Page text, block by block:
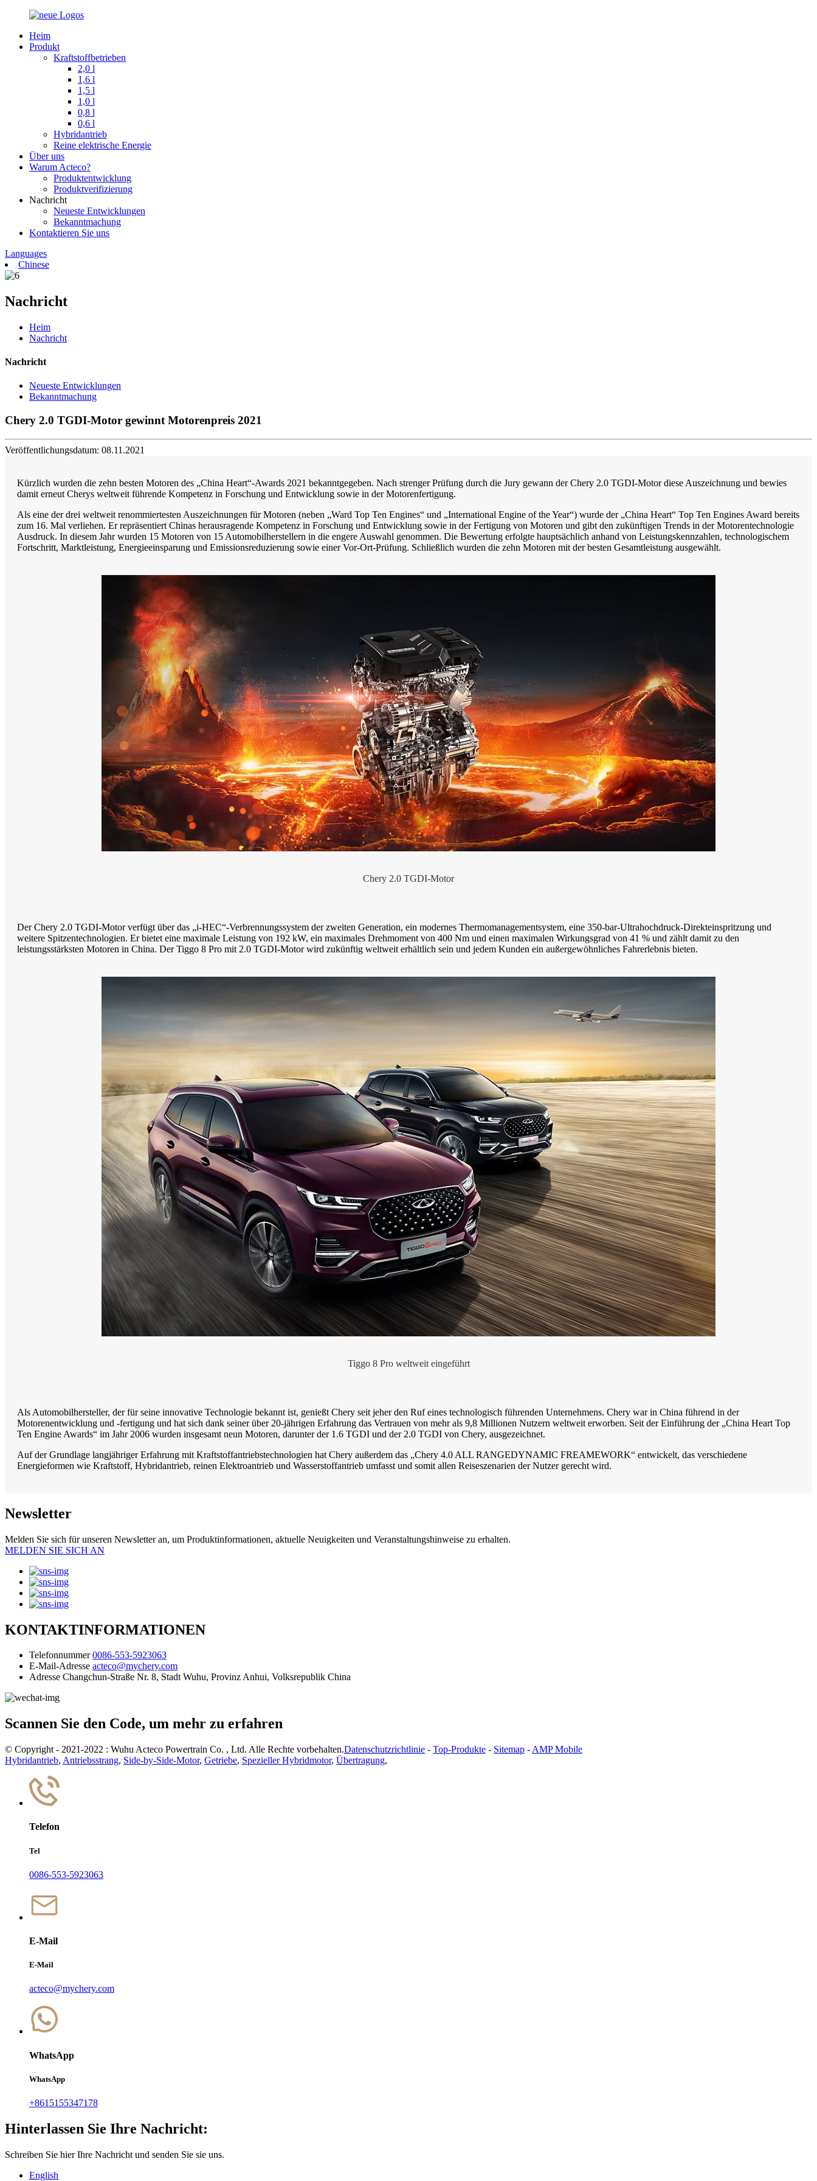
Heim
Produkt
Kraftstoffbetrieben
2,0 l
1,6 l
1,5 l
1,0 l
0,8 l
0,6 l
Hybridantrieb
Reine elektrische Energie
Über uns
Warum Acteco?
Produktentwicklung
Produktverifizierung
Nachricht
Neueste Entwicklungen
Bekanntmachung
Kontaktieren Sie uns
Languages
Chinese
Nachricht
Heim
Nachricht
Nachricht
Neueste Entwicklungen
Bekanntmachung
Chery 2.0 TGDI-Motor gewinnt Motorenpreis 2021
Veröffentlichungsdatum: 08.11.2021
Kürzlich wurden die zehn besten Motoren des „China Heart“-Awards 2021 bekanntgegeben. Nach strenger Prüfung durch die Jury gewann der Chery 2.0 TGDI-Motor diese Auszeichnung und bewies
damit erneut Cherys weltweit führende Kompetenz in Forschung und Entwicklung sowie in der Motorenfertigung.
Als eine der drei weltweit renommiertesten Auszeichnungen für Motoren (neben „Ward Top Ten Engines“ und „International Engine of the Year“) wurde der „China Heart“ Top Ten Engines Award bereits
zum 16. Mal verliehen. Er repräsentiert Chinas herausragende Kompetenz in Forschung und Entwicklung sowie in der Fertigung von Motoren und gibt den zukünftigen Trends in der Motorentechnologie
Ausdruck. In diesem Jahr wurden 15 Motoren von 15 Automobilherstellern in die engere Auswahl genommen. Die Bewertung erfolgte hauptsächlich anhand von Leistungskennzahlen, technologischem
Fortschritt, Marktleistung, Energieeinsparung und Emissionsreduzierung sowie einer Vor-Ort-Prüfung. Schließlich wurden die zehn Motoren mit der besten Gesamtleistung ausgewählt.
Chery 2.0 TGDI-Motor
Der Chery 2.0 TGDI-Motor verfügt über das „i-HEC“-Verbrennungssystem der zweiten Generation, ein modernes Thermomanagementsystem, eine 350-bar-Ultrahochdruck-Direkteinspritzung und
weitere Spitzentechnologien. Er bietet eine maximale Leistung von 192 kW, ein maximales Drehmoment von 400 Nm und einen maximalen Wirkungsgrad von 41 % und zählt damit zu den
leistungsstärksten Motoren in China. Der Tiggo 8 Pro mit 2.0 TGDI-Motor wird zukünftig weltweit erhältlich sein und jedem Kunden ein außergewöhnliches Fahrerlebnis bieten.
Tiggo 8 Pro weltweit eingeführt
Als Automobilhersteller, der für seine innovative Technologie bekannt ist, genießt Chery seit jeher den Ruf eines technologisch führenden Unternehmens. Chery war in China führend in der
Motorenentwicklung und -fertigung und hat sich dank seiner über 20-jährigen Erfahrung das Vertrauen von mehr als 9,8 Millionen Nutzern weltweit erworben. Seit der Einführung der „China Heart Top
Ten Engine Awards“ im Jahr 2006 wurden insgesamt neun Motoren, darunter der 1.6 TGDI und der 2.0 TGDI von Chery, ausgezeichnet.
Auf der Grundlage langjähriger Erfahrung mit Kraftstoffantriebstechnologien hat Chery außerdem das „Chery 4.0 ALL RANGEDYNAMIC FREAMEWORK“ entwickelt, das verschiedene
Energieformen wie Kraftstoff, Hybridantrieb, reinen Elektroantrieb und Wasserstoffantrieb umfasst und somit allen Reiseszenarien der Nutzer gerecht wird.
Newsletter
Melden Sie sich für unseren Newsletter an, um Produktinformationen, aktuelle Neuigkeiten und Veranstaltungshinweise zu erhalten.
MELDEN SIE SICH AN
KONTAKTINFORMATIONEN
Telefonnummer 0086-553-5923063
E-Mail-Adresse acteco@mychery.com
Adresse Changchun-Straße Nr. 8, Stadt Wuhu, Provinz Anhui, Volksrepublik China
Scannen Sie den Code, um mehr zu erfahren
© Copyright - 2021-2022 : Wuhu Acteco Powertrain Co. , Ltd. Alle Rechte vorbehalten.Datenschutzrichtlinie - Top-Produkte - Sitemap - AMP Mobile
Hybridantrieb, Antriebsstrang, Side-by-Side-Motor, Getriebe, Spezieller Hybridmotor, Übertragung,
Telefon
Tel
0086-553-5923063
E-Mail
E-Mail
acteco@mychery.com
WhatsApp
WhatsApp
+8615155347178
Hinterlassen Sie Ihre Nachricht:
Schreiben Sie hier Ihre Nachricht und senden Sie sie uns.
English